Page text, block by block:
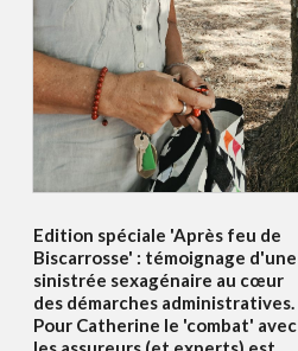
Edition spéciale 'Après feu de
Biscarrosse' : témoignage d'une
sinistrée sexagénaire au cœur
des démarches administratives.
Pour Catherine le 'combat' avec